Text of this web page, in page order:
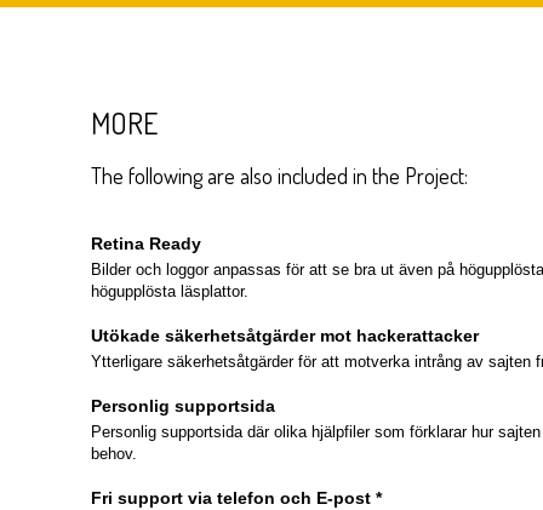
MORE
The following are also included in the Project:
Retina Ready
Bilder och loggor anpassas för att se bra ut även på
högupplösta läsplattor.
Utökade säkerhetsåtgärder mot hackerattacker
Ytterligare säkerhetsåtgärder för att motverka intrång av sajten
Personlig supportsida
Personlig supportsida där olika hjälpfiler som förklarar hur
behov.
Fri support via telefon och E-post *